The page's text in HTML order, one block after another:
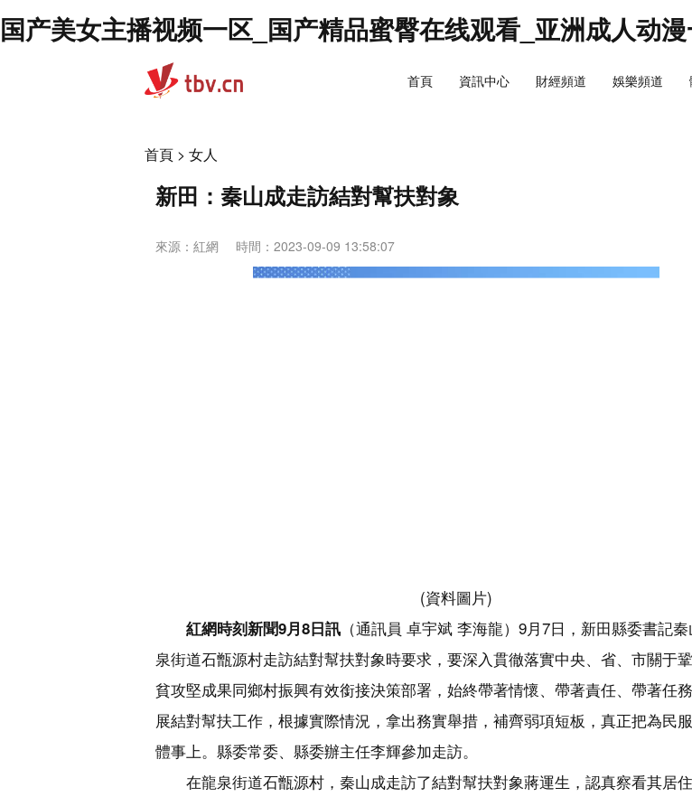
国产美女主播视频一区_国产精品蜜臀在线观看_亚洲成人动
首頁 資訊中心 財經頻道 娛樂頻道
首頁 > 女人
新田：秦山成走訪結對幫扶對象
來源： 紅網 時間：2023-09-09 13:58:07
(資料圖片)
紅網時刻新聞9月8日訊 （通訊員 卓宇斌 李海龍）9月7日，新田縣委書記
泉街道石甑源村走訪結對幫扶對象時要求，要深入貫徹落實中央、省、市關于
貧攻堅成果同鄉村振興有效銜接決策部署，始終帶著情懷、帶著責任、帶著任
展結對幫扶工作，根據實際情況，拿出務實舉措，補齊弱項短板，真正把為民
體事上。縣委常委、縣委辦主任李輝參加走訪。
在龍泉街道石甑源村，秦山成走訪了結對幫扶對象蔣運生，認真察看其居